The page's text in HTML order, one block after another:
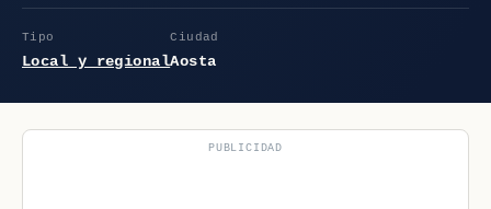
Tipo
Local y regional
Ciudad
Aosta
PUBLICIDAD